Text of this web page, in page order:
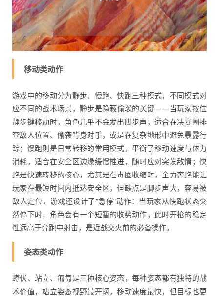
移动类动作
游戏中的移动分为静步、慢跑、快跑三种模式，不同模式对
应不同的战术场景，静步是隐蔽偷袭的关键——当玩家按住
静步键移动时，角色几乎不会发出脚步声，适合在决赛圈排
查敌人位置、偷袭背身对手，或是在复杂地形中避免暴露行
踪；慢跑则是日常转移的常用模式，平衡了移动速度与体力
消耗，适合在安全区边缘缓慢推进，随时应对突发敌情；快
跑是快速转移的核心，尤其是在毒圈收缩时，全力奔跑能让
玩家在最短时间内抵达安全区，但缺点是脚步声大，容易被
敌人定位，游戏还设计了“急停”动作：当玩家从快跑状态突
然停下时，角色会有一个短暂的收势动作，此时开枪的稳定
性远高于奔跑中射击，是近战交火前的必备操作。
姿态类动作
蹲伏、站立、匍匐是三种核心姿态，每种姿态都有独特的战
术价值，站立姿态视野最开阔，移动速度最快，但目标也更